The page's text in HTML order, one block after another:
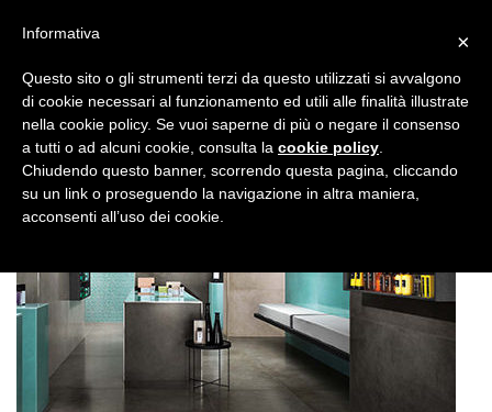
×
Informativa
Questo sito o gli strumenti terzi da questo utilizzati si avvalgono
di cookie necessari al funzionamento ed utili alle finalità illustrate
nella cookie policy. Se vuoi saperne di più o negare il consenso
a tutti o ad alcuni cookie, consulta la cookie policy
Chiudendo questo banner, scorrendo questa pagina, cliccando
su un link o proseguendo la navigazione in altra maniera,
acconsenti all’uso dei cookie.